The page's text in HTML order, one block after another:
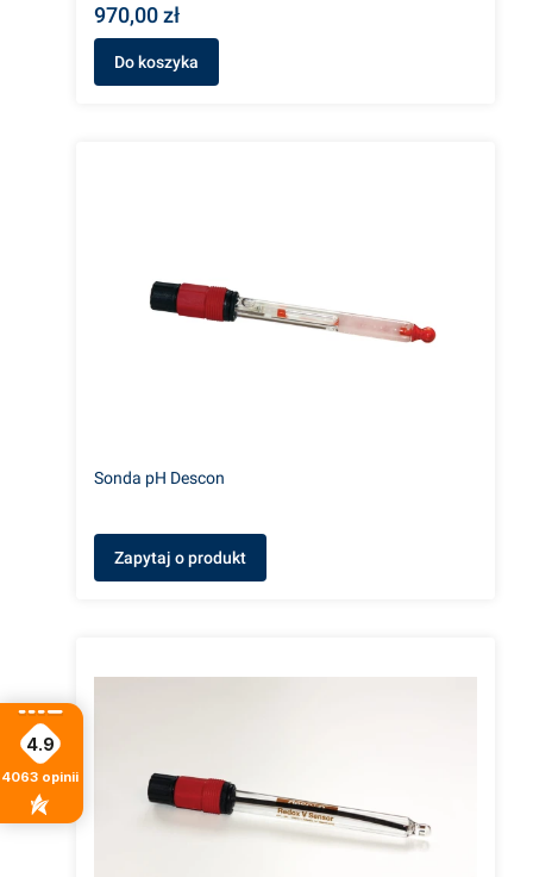
970,00 zł
Do koszyka
Sonda pH Descon
Zapytaj o produkt
4.9
4063 opinii